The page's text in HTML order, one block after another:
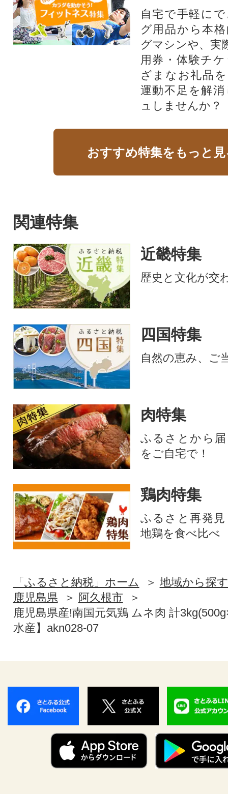
自宅で手軽に
グ用品から本
グマシンや、実
用券・体験チ
ざまなお礼品
運動不足を解
ュしませんか？
おすすめ特集をもっと
関連特集
近畿特集
歴史と文化が交
四国特集
自然の恵み、ご
肉特集
ふるさとから
をご自宅で！
鶏肉特集
ふるさと再発
地鶏を食べ比べ
「ふるさと納税」ホーム
地域から探す
鹿児島県
阿久根市
鹿児島県産!南国元気鶏 ムネ肉 計
水産】akn028-07